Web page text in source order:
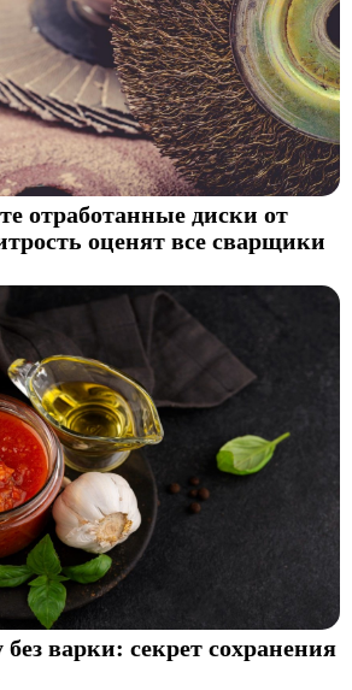
отработанные диски от
оценят все сварщики
варки: секрет сохранения